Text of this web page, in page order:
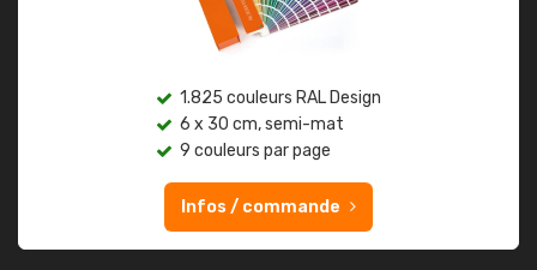
1.825 couleurs RAL Design
6 x 30 cm, semi-mat
9 couleurs par page
Infos / commande